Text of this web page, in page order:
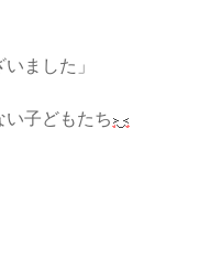
ました」
い子どもたち